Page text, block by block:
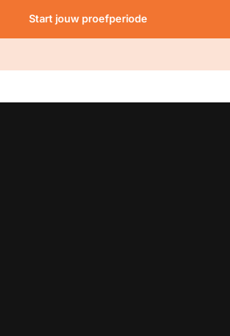
Start jouw proefperiode